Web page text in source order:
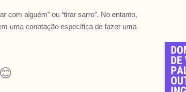
com alguém” ou “tirar sarro”. No entanto,
uma conotação específica de fazer uma
😊